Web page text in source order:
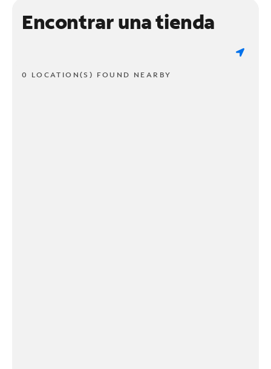
Encontrar una tienda
0 LOCATION(S) FOUND NEARBY